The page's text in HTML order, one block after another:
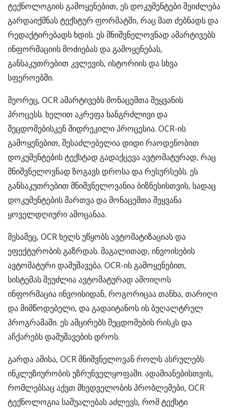
ტექნოლოგიის გამოყენებით, ეს დოკუმენტები შეიძლება
გარდაიქმნას ტექსტურ ფორმატში, რაც მათ ძებნადს და
რედაქტირებადს ხდის. ეს მნიშვნელოვნად ამარტივებს
ინფორმაციის მოძიებას და გამოყენებას,
განსაკუთრებით კვლევის, ისტორიის და სხვა
სფეროებში.
მეორეც, OCR ამარტივებს მონაცემთა შეყვანის
პროცესს. ხელით აკრეფა ხანგრძლივი და
შეცდომებისკენ მიდრეკილი პროცესია. OCR-ის
გამოყენებით, შესაძლებელია დიდი რაოდენობით
დოკუმენტების ტექსტად გადაქცევა ავტომატურად, რაც
მნიშვნელოვნად ზოგავს დროსა და რესურსებს. ეს
განსაკუთრებით მნიშვნელოვანია ბიზნესისთვის, სადაც
დოკუმენტების მართვა და მონაცემთა შეყვანა
ყოველდღიური ამოცანაა.
მესამეც, OCR ხელს უწყობს ავტომატიზაციას და
ეფექტურობის გაზრდას. მაგალითად, ინვოისების
ავტომატური დამუშავება. OCR-ის გამოყენებით,
სისტემას შეუძლია ავტომატურად ამოიღოს
ინფორმაცია ინვოისიდან, როგორიცაა თანხა, თარიღი
და მიმწოდებელი, და გადაიტანოს ის ბუღალტრულ
პროგრამაში. ეს ამცირებს შეცდომების რისკს და
აჩქარებს დამუშავების დროს.
გარდა ამისა, OCR მნიშვნელოვან როლს ასრულებს
ინკლუზიურობის უზრუნველყოფაში. ადამიანებისთვის,
რომლებსაც აქვთ მხედველობის პრობლემები, OCR
ტექნოლოგია საშუალებას აძლევს, რომ ტექსტი